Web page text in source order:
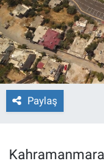
Paylaş
Bilim,
ASAYİŞ
ÇEVRE
HABERDE
EĞİTİM